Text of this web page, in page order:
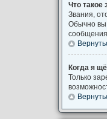
Что такое
Звания,
Обычно вы
Когда я
Только